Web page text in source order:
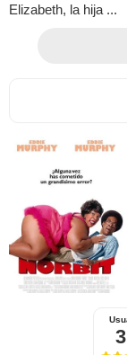
Elizabeth, la hija ...